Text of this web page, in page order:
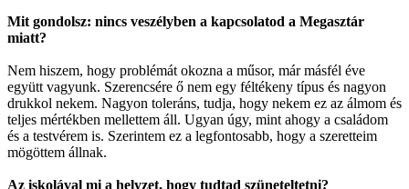
Mit gondolsz: nincs veszélyben a kapcsolatod a Megasztár
miatt?
Nem hiszem, hogy problémát okozna a műsor, már másfél éve
együtt vagyunk. Szerencsére ő nem egy féltékeny típus és nagyon
drukkol nekem. Nagyon toleráns, tudja, hogy nekem ez az álmom és
teljes mértékben mellettem áll. Ugyan úgy, mint ahogy a családom
és a testvérem is. Szerintem ez a legfontosabb, hogy a szeretteim
mögöttem állnak.
Az iskolával mi a helyzet, hogy tudtad szüneteltetni?